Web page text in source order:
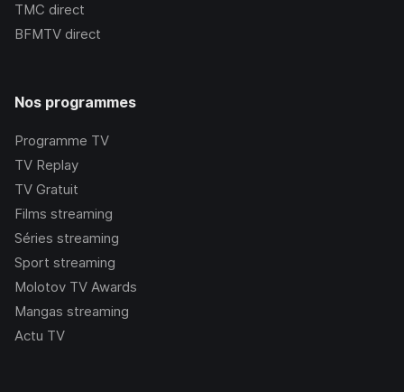
TMC direct
BFMTV direct
Nos programmes
Programme TV
TV Replay
TV Gratuit
Films streaming
Séries streaming
Sport streaming
Molotov TV Awards
Mangas streaming
Actu TV